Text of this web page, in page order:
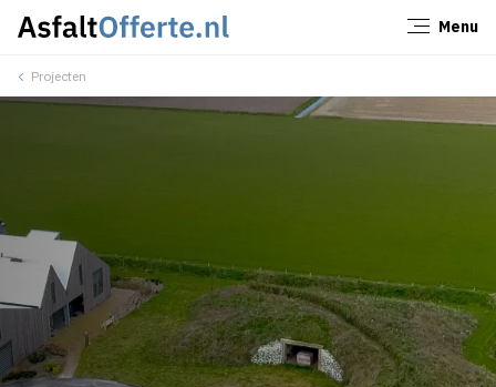
Menu
Projecten
Sluiten